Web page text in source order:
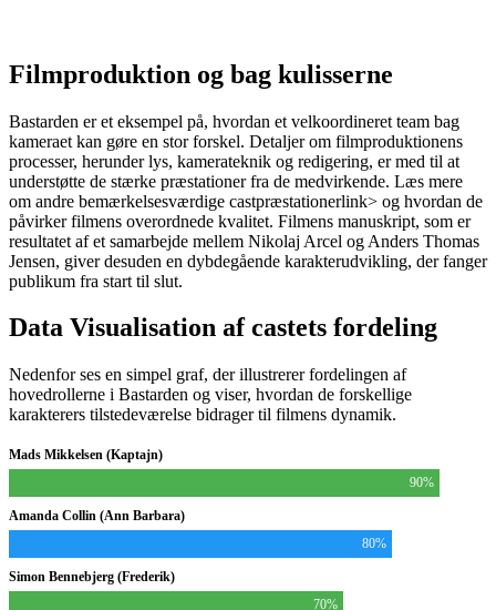
Filmproduktion og bag kulisserne
Bastarden er et eksempel på, hvordan et velkoordineret team bag
kameraet kan gøre en stor forskel. Detaljer om filmproduktionens
processer, herunder lys, kamerateknik og redigering, er med til at
understøtte de stærke præstationer fra de medvirkende. Læs mere
om andre bemærkelsesværdige castpræstationerlink> og hvordan de
påvirker filmens overordnede kvalitet. Filmens manuskript, som er
resultatet af et samarbejde mellem Nikolaj Arcel og Anders Thomas
Jensen, giver desuden en dybdegående karakterudvikling, der fanger
publikum fra start til slut.
Data Visualisation af castets fordeling
Nedenfor ses en simpel graf, der illustrerer fordelingen af
hovedrollerne i Bastarden og viser, hvordan de forskellige
karakterers tilstedeværelse bidrager til filmens dynamik.
Mads Mikkelsen (Kaptajn)
90%
Amanda Collin (Ann Barbara)
80%
Simon Bennebjerg (Frederik)
70%